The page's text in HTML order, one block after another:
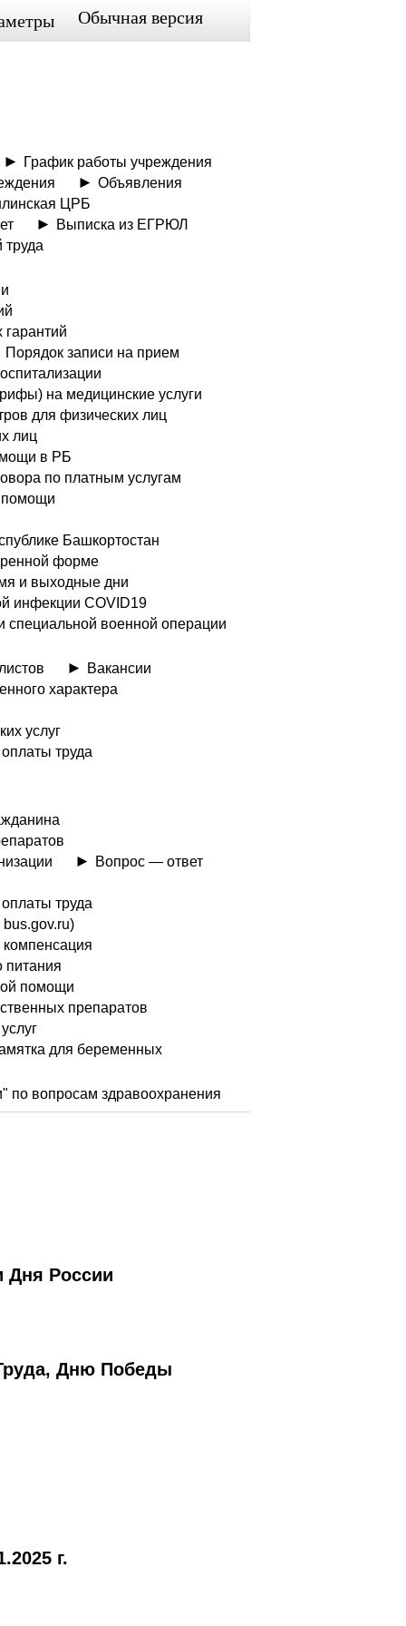
Обычная версия
График работы учреждения
Объявления
ЦРБ
Выписка из ЕГРЮЛ
Порядок записи на прием
на медицинские услуги
для физических лиц
лиц
в РБ
по платным услугам
помощи
Башкортостан
форме
и выходные дни
инфекции COVID19
специальной военной операции
Вакансии
характера
услуг
труда
Вопрос — ответ
труда
питания
помощи
препаратов
для беременных
по вопросам здравоохранения
Дня России
Дню Победы
г.